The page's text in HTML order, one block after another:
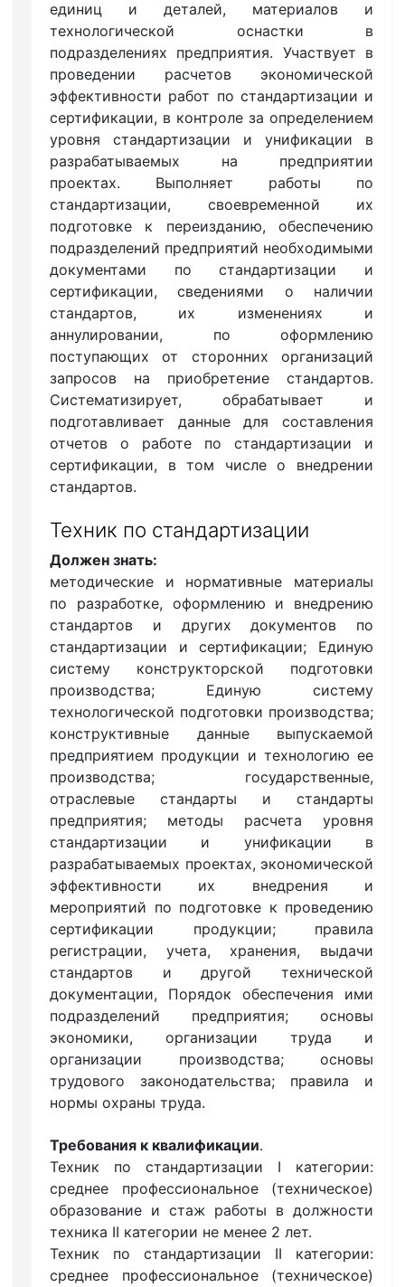
единиц и деталей, материалов и
технологической оснастки в
подразделениях предприятия. Участвует в
проведении расчетов экономической
эффективности работ по стандартизации и
сертификации, в контроле за определением
уровня стандартизации и унификации в
разрабатываемых на предприятии
проектах. Выполняет работы по
стандартизации, своевременной их
подготовке к переизданию, обеспечению
подразделений предприятий необходимыми
документами по стандартизации и
сертификации, сведениями о наличии
стандартов, их изменениях и
аннулировании, по оформлению
поступающих от сторонних организаций
запросов на приобретение стандартов.
Систематизирует, обрабатывает и
подготавливает данные для составления
отчетов о работе по стандартизации и
сертификации, в том числе о внедрении
стандартов.
Техник по стандартизации
Должен знать:
методические и нормативные материалы
по разработке, оформлению и внедрению
стандартов и других документов по
стандартизации и сертификации; Единую
систему конструкторской подготовки
производства; Единую систему
технологической подготовки производства;
конструктивные данные выпускаемой
предприятием продукции и технологию ее
производства; государственные,
отраслевые стандарты и стандарты
предприятия; методы расчета уровня
стандартизации и унификации в
разрабатываемых проектах, экономической
эффективности их внедрения и
мероприятий по подготовке к проведению
сертификации продукции; правила
регистрации, учета, хранения, выдачи
стандартов и другой технической
документации, Порядок обеспечения ими
подразделений предприятия; основы
экономики, организации труда и
организации производства; основы
трудового законодательства; правила и
нормы охраны труда.
Требования к квалификации.
Техник по стандартизации I категории:
среднее профессиональное (техническое)
образование и стаж работы в должности
техника II категории не менее 2 лет.
Техник по стандартизации II категории:
среднее профессиональное (техническое)